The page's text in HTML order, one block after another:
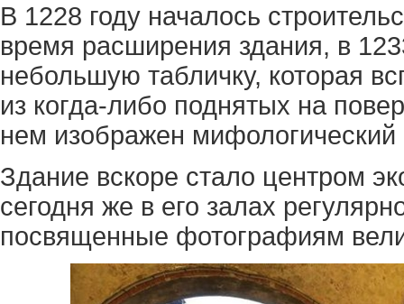
В 1228 году началось
время расширения здания, в
небольшую табличку, которая
из когда-либо поднятых на
нем изображен мифологический
Здание вскоре стало центром
сегодня же в его залах
посвященные фотографиям